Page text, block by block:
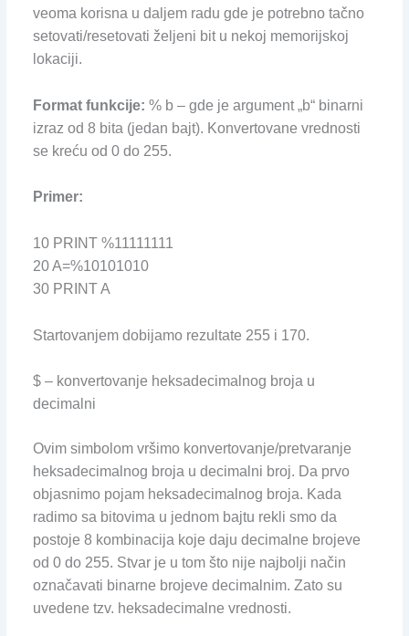
veoma korisna u daljem radu gde je potrebno tačno
setovati/resetovati željeni bit u nekoj memorijskoj
lokaciji.
Format funkcije: % b – gde je argument „b“ binarni
izraz od 8 bita (jedan bajt). Konvertovane vrednosti
se kreću od 0 do 255.
Primer:
10 PRINT %11111111
20 A=%10101010
30 PRINT A
Startovanjem dobijamo rezultate 255 i 170.
$ – konvertovanje heksadecimalnog broja u
decimalni
Ovim simbolom vršimo konvertovanje/pretvaranje
heksadecimalnog broja u decimalni broj. Da prvo
objasnimo pojam heksadecimalnog broja. Kada
radimo sa bitovima u jednom bajtu rekli smo da
postoje 8 kombinacija koje daju decimalne brojeve
od 0 do 255. Stvar je u tom što nije najbolji način
označavati binarne brojeve decimalnim. Zato su
uvedene tzv. heksadecimalne vrednosti.